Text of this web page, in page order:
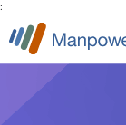
: